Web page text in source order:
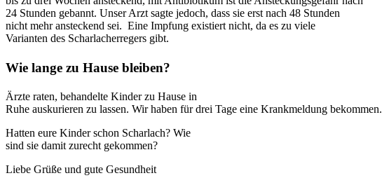
24 Stunden gebannt. Unser Arzt sagte jedoch, dass sie erst nach 48 Stunden
nicht mehr ansteckend sei. Eine Impfung existiert nicht, da es zu viele
Varianten des Scharlacherregers gibt.
Wie lange zu Hause bleiben?
Ärzte raten, behandelte Kinder zu Hause in
Ruhe auskurieren zu lassen. Wir haben für drei Tage eine Krankmeldung bekommen.
Hatten eure Kinder schon Scharlach? Wie
sind sie damit zurecht gekommen?
Liebe Grüße und gute Gesundheit